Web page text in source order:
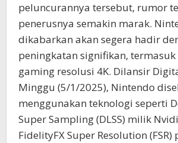
peluncurannya tersebut, rumor
penerusnya semakin marak.
dikabarkan akan segera hadir
peningkatan signifikan,
gaming resolusi 4K. Dilansir
Minggu (5/1/2025), Nintendo
menggunakan teknologi seperti
Super Sampling (DLSS) milik
FidelityFX Super Resolution (FSR)